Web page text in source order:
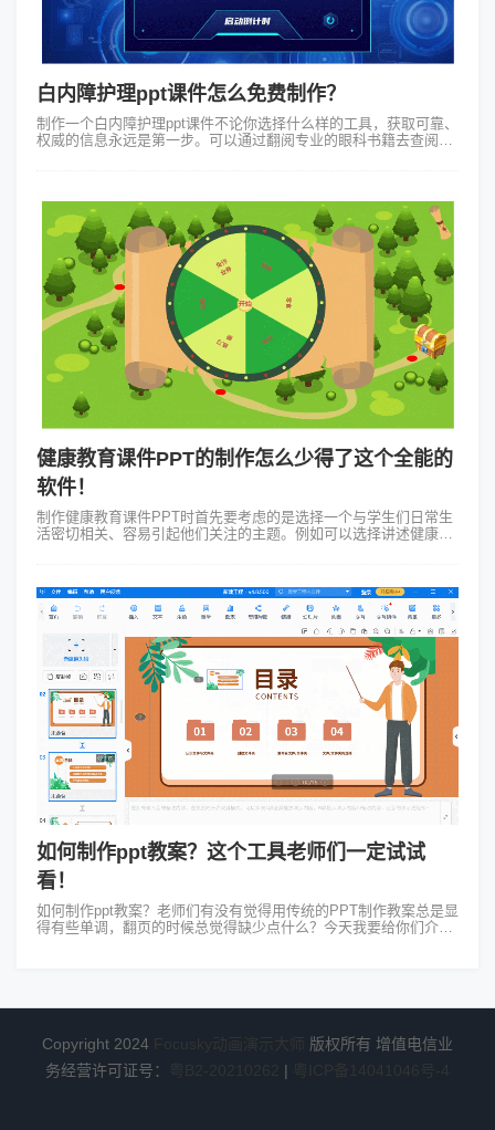
白内障护理ppt课件怎么免费制作？
制作一个白内障护理ppt课件不论你选择什么样的工具，获取可靠、
权威的信息永远是第一步。可以通过翻阅专业的眼科书籍去查阅权
健康教育课件PPT的制作怎么少得了这个全能的
软件！
制作健康教育课件PPT时首先要考虑的是选择一个与学生们日常生
活密切相关、容易引起他们关注的主题。例如可以选择讲述健康饮
如何制作ppt教案？这个工具老师们一定试试
看！
如何制作ppt教案？老师们有没有觉得用传统的PPT制作教案总是显
得有些单调，翻页的时候总觉得缺少点什么？今天我要给你们介绍
Copyright 2024 Focusky动画演示大师
版权所有 增值电信业
务经营许可证号：
粤B2-20210262 | 粤ICP备14041046号-4